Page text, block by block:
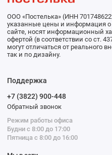
ООО «Постелька» (ИНН
указанные цены и информация
сайте, носят информационный
офертой (в соответствии со ст.
могут отличаться от реального
так и по дизайну.
Поддержка
+7 (3822) 900-448
Обратный звонок
Режим работы офиса
Будни с 8:00 до 17:00
Пятница с 8:00 до 16:00